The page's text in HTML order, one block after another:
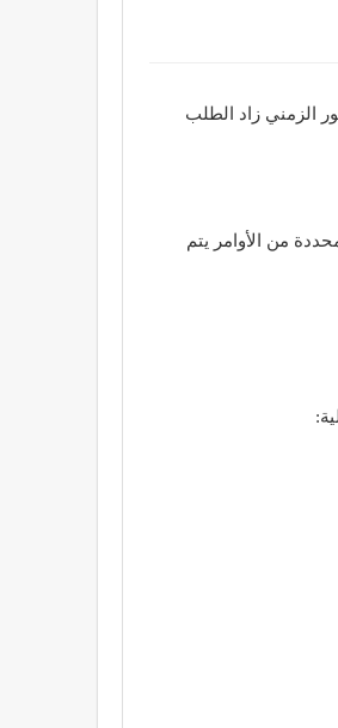
الزمني زاد الطلب
من الأوامر يتم